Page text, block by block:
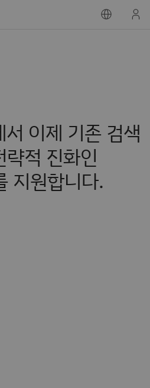
이제 기존 검색
적 진화인
지원합니다.